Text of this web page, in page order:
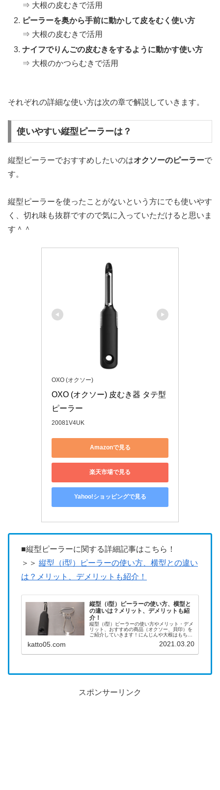
⇒ 大根の皮むきで活用
ピーラーを奥から手前に動かして皮をむく使い方
⇒ 大根の皮むきで活用
ナイフでりんごの皮むきをするように動かす使い方
⇒ 大根のかつらむきで活用
それぞれの詳細な使い方は次の章で解説していきます。
使いやすい縦型ピーラーは？
縦型ピーラーでおすすめしたいのはオクソーのピーラーで
す。
縦型ピーラーを使ったことがないという方にでも使いやす
く、切れ味も抜群ですので気に入っていただけると思いま
す＾＾
OXO (オクソー)
OXO (オクソー) 皮むき器 タテ型
ピーラー
20081V4UK
Amazonで見る
楽天市場で見る
Yahoo!ショッピングで見る
■縦型ピーラーに関する詳細記事はこちら！
＞＞ 縦型（i型）ピーラーの使い方、横型との違い
は？メリット、デメリットも紹介！
縦型（i型）ピーラーの使い方、横型と
の違いは？メリット、デメリットも紹
介！
縦型（i型）ピーラーの使い方やメリット・デメ
リット、おすすめの商品（オクソー、貝印）を
ご紹介していきます！にんじんや大根はもちろ
ん、丸くて剥きにくいジャガイモの皮むきも快
katto05.com 2021.03.20
スポンサーリンク